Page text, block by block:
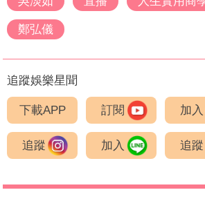
鄭弘儀
追蹤娛樂星聞
下載APP 訂閱 加入
追蹤 加入 追蹤